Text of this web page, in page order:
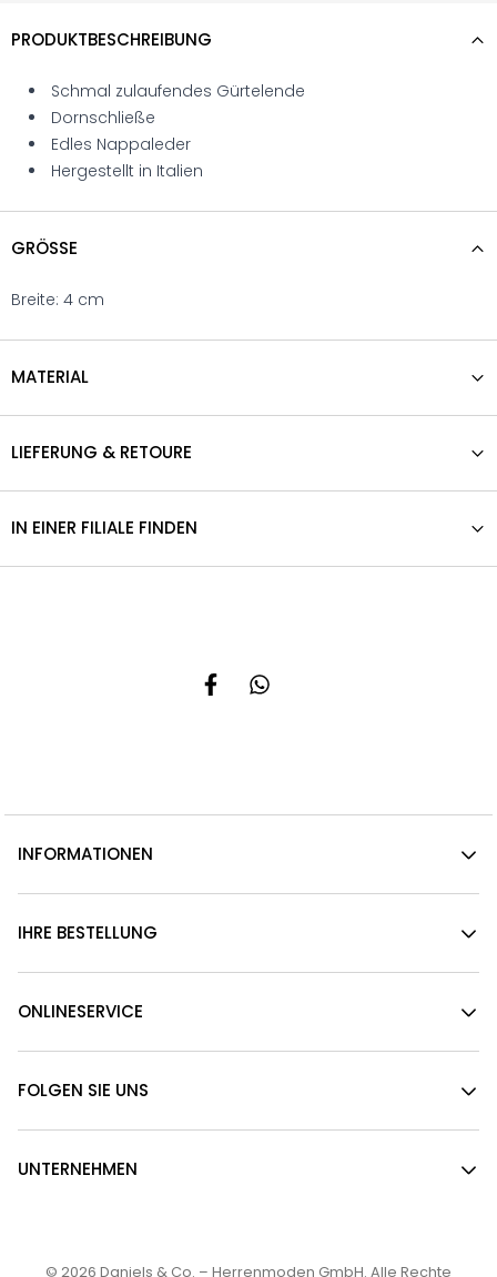
PRODUKTBESCHREIBUNG
Schmal zulaufendes Gürtelende
Dornschließe
Edles Nappaleder
Hergestellt in Italien
GRÖSSE
Breite: 4 cm
MATERIAL
LIEFERUNG & RETOURE
IN EINER FILIALE FINDEN
INFORMATIONEN
IHRE BESTELLUNG
ONLINESERVICE
FOLGEN SIE UNS
UNTERNEHMEN
© 2026 Daniels & Co. – Herrenmoden GmbH. Alle Rechte